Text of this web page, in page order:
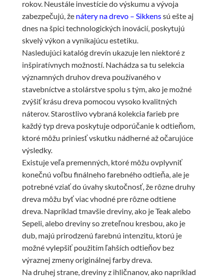
rokov. Neustále investície do výskumu a vývoja
zabezpečujú, že nátery na drevo – Sikkenssú ešte aj
dnes na špici technologických inovácií, poskytujú
skvelý výkon a vynikajúcu estetiku.
Nasledujúci katalóg drevín ukazuje len niektoré z
inšpiratívnych možností. Nachádza sa tu selekcia
významných druhov dreva používaného v
stavebníctve a stolárstve spolu s tým, ako je možné
zvýšiť krásu dreva pomocou vysoko kvalitných
náterov. Starostlivo vybraná kolekcia farieb pre
každý typ dreva poskytuje odporúčanie k odtieňom,
ktoré môžu priniesť vskutku nádherné až očarujúce
výsledky.
Existuje veľa premenných, ktoré môžu ovplyvniť
konečnú voľbu finálneho farebného odtieňa, ale je
potrebné vziať do úvahy skutočnosť, že rôzne druhy
dreva môžu byť viac vhodné pre rôzne odtiene
dreva. Napríklad tmavšie dreviny, ako je Teak alebo
Sepeli, alebo dreviny so zreteľnou kresbou, ako je
dub, majú prirodzenú farebnú intenzitu, ktorú je
možné vylepšiť použitím ľahších odtieňov bez
výraznej zmeny originálnej farby dreva.
Na druhej strane, dreviny z ihličnanov, ako napríklad